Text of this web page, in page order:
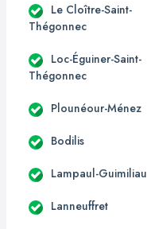
Le Cloître-Saint-
Thégonnec
Loc-Éguiner-Saint-
Thégonnec
Plounéour-Ménez
Bodilis
Lampaul-Guimiliau
Lanneuffret